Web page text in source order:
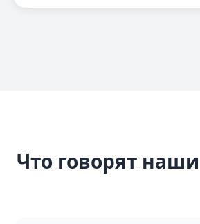
Что говорят